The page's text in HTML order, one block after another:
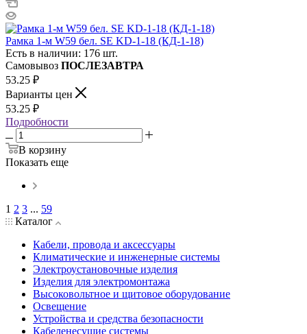
Рамка 1-м W59 бел. SE KD-1-18 (КД-1-18)
Есть в наличии: 176 шт.
Самовывоз ПОСЛЕЗАВТРА
53.25 ₽
Варианты цен
53.25 ₽
Подробности
В корзину
Показать еще
1 2 3 ... 59
Каталог
Кабели, провода и аксессуары
Климатические и инженерные системы
Электроустановочные изделия
Изделия для электромонтажа
Высоковольтное и щитовое оборудование
Освещение
Устройства и средства безопасности
Кабеленесущие системы